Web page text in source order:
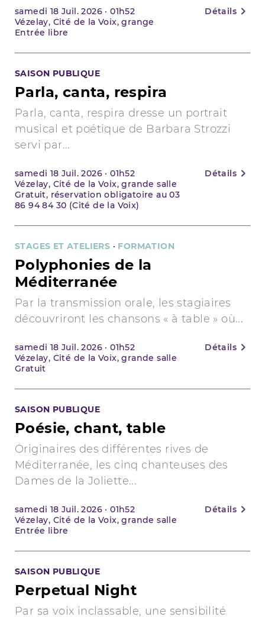
samedi 18 Juil. 2026 ·01h52
Vézelay, Cité de la Voix, grange
Entrée libre
Détails
SAISON PUBLIQUE
Parla, canta, respira
Parla, canta, respira dresse un portrait
musical et poétique de Barbara Strozzi
servi par...
samedi 18 Juil. 2026 ·01h52
Vézelay, Cité de la Voix, grande salle
Gratuit, réservation obligatoire au 03
86 94 84 30 (Cité de la Voix)
Détails
STAGES ET ATELIERS · FORMATION
Polyphonies de la
Méditerranée
Par la transmission orale, les stagiaires
découvriront les chansons « à table » où...
samedi 18 Juil. 2026 ·01h52
Vézelay, Cité de la Voix, grande salle
Gratuit
Détails
SAISON PUBLIQUE
Poésie, chant, table
Originaires des différentes rives de
Méditerranée, les cinq chanteuses des
Dames de la Joliette...
samedi 18 Juil. 2026 ·01h52
Vézelay, Cité de la Voix, grande salle
Entrée libre
Détails
SAISON PUBLIQUE
Perpetual Night
Par sa voix inclassable, une sensibilité